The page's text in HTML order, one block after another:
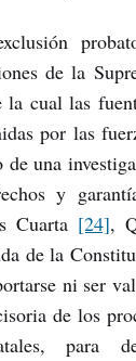
de la
cual las
por las
de una
y
Cuarta [24],
de la
ni ser
de los
para